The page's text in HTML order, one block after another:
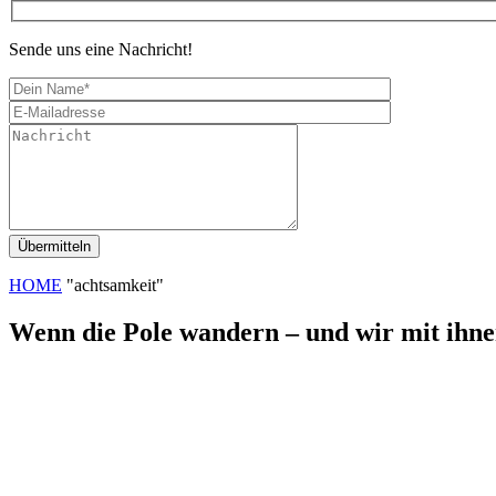
Sende uns eine Nachricht!
HOME "achtsamkeit"
Wenn die Pole wandern – und wir mit